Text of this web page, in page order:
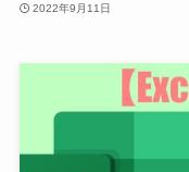
2022年9月11日